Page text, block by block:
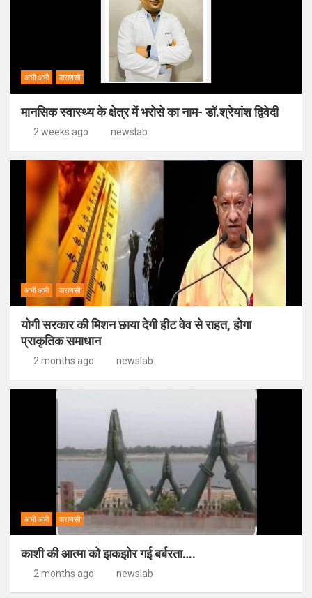
अभी अभी वाराणसी
मानसिक स्वास्थ्य के क्षेत्र में भरोसे का नाम- डॉ.श्रेयांश द्विवेदी
2 weeks ago newslab
अभी अभी वाराणसी
योगी सरकार की मिशन छाया देगी हीट वेव से राहत, होगा
प्राकृतिक समाधान
2 months ago newslab
अभी अभी वाराणसी
काशी की आत्मा को झकझोर गई बर्बरता….
2 months ago newslab